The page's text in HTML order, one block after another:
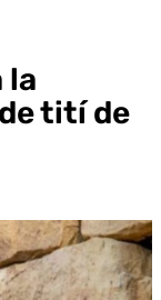
la
tití de